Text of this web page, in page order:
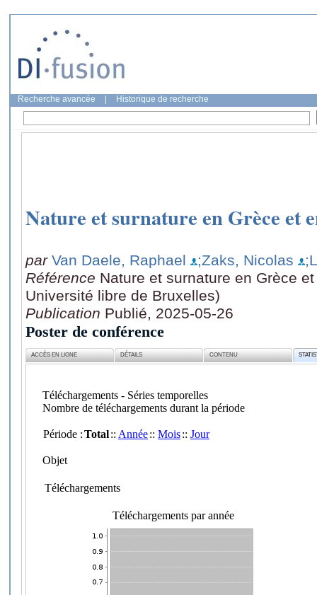
Recherche avancée Historique de recherche
Nature et surnature en Grèce et
par Van Daele, Raphael ;Zaks, Nicolas
Référence Nature et surnature en Grèce
Université libre de Bruxelles)
Publication Publié, 2025-05-26
Poster de conférence
ACCÈS EN LIGNE DÉTAILS CONTENU